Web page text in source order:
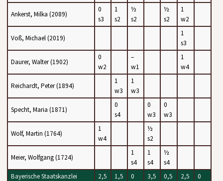
Ankerst, Milka (2089)
0
s3
1
s2
½
s2
½
s2
1
w2
Voß, Michael (2019)
1
s3
Daurer, Walter (1902)
0
w2
–
w1
1
w4
Reichardt, Peter (1894)
1
w3
1
w3
Specht, Maria (1871)
0
s4
0
w3
0
w3
Wolf, Martin (1764)
1
w4
½
s2
Meier, Wolfgang (1724)
1
s4
1
s4
½
s4
Bayerische Staatskanzlei
2,5 1,5 0 3,5 0,5 2,5 0